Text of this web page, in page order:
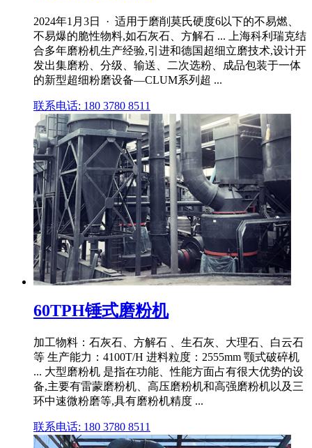
2024年1月3日 · 适用于磨削莫氏硬度6以下的不易燃、
不易爆的脆性物料,如石灰石、方解石 ... 上海科利瑞克结
合多年磨粉机生产经验,引进和德国超细立磨技术,设计开
发出集磨粉、分级、输送、二次选粉、成品包装于一体
的新型超细粉磨设备—CLUM系列超 ...
联系电话: 180 3780 8511
60TPH锤式磨粉机
加工物料：石灰石、方解石 、生石灰、大理石、白云石
等 生产能力：4100T/H 进料粒度：2555mm 颚式破碎机
... 大型磨粉机 是指在功能、性能方面占有很大优势的设
备,主要有雷蒙磨粉机、高压磨粉机和高强磨粉机以及三
环中速微粉磨等,具有磨粉机精度 ...
联系电话: 180 3780 8511